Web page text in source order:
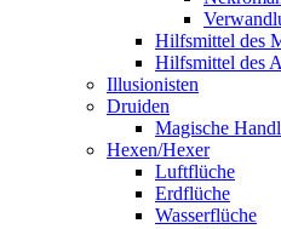
Hilfsmittel des
Hilfsmittel des
Illusionisten
Druiden
Magische
Hexen/Hexer
Luftflüche
Erdflüche
Wasserflüche